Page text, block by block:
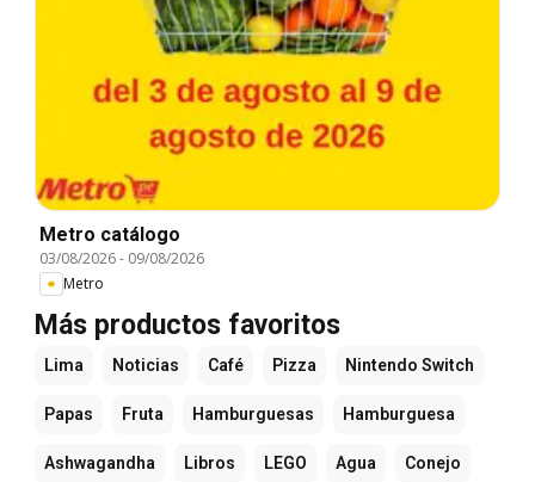
Metro catálogo
03/08/2026- 09/08/2026
Metro
Más productos favoritos
Lima Noticias Café Pizza Nintendo Switch
Papas Fruta Hamburguesas Hamburguesa
Ashwagandha Libros LEGO Agua Conejo